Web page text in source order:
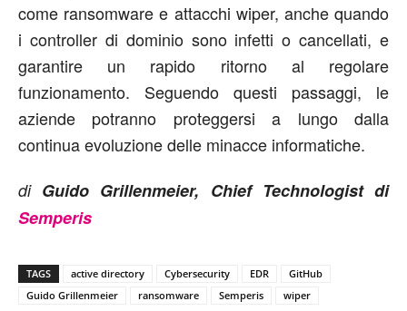
come ransomware e attacchi wiper, anche quando
i controller di dominio sono infetti o cancellati, e
garantire un rapido ritorno al regolare
funzionamento. Seguendo questi passaggi, le
aziende potranno proteggersi a lungo dalla
continua evoluzione delle minacce informatiche.
di Guido Grillenmeier, Chief Technologist di
Semperis
TAGS active directory Cybersecurity EDR
GitHub
Guido Grillenmeier
ransomware Semperis wiper